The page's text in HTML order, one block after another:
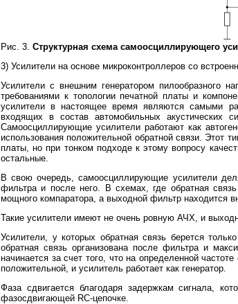
Рис. 3. Структурная схема самоосциллирующего
3) Усилители на основе микроконтроллеров со
Усилители с внешним генератором пилообразного
требованиями к топологии печатной платы и
усилители в настоящее время являются самыми
входящих в состав автомобильных акустических
Самоосциллирующие усилители работают как
использования положительной обратной связи. Этот
платы, но при тонком подходе к этому вопросу
остальные.
В свою очередь, самоосциллирующие усилители
фильтра и после него. В схемах, где обратная
мощного компаратора, а выходной фильтр находится
Такие усилители имеют не очень ровную АЧХ, и
Усилители, у которых обратная связь берется
обратная связь организована после фильтра и
начинается за счет того, что на определенной
положительной, и усилитель работает как генератор.
Фаза сдвигается благодаря задержкам сигнала,
фазосдвигающей RC-цепочке.